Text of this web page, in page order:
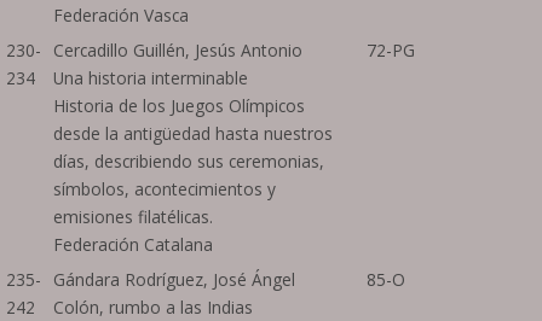
Federación Vasca
230-
234
Cercadillo Guillén, Jesús Antonio
Una historia interminable
Historia de los Juegos Olímpicos
desde la antigüedad hasta nuestros
días, describiendo sus ceremonias,
símbolos, acontecimientos y
emisiones filatélicas.
Federación Catalana
72-PG
235-
242
Gándara Rodríguez, José Ángel
Colón, rumbo a las Indias
85-O